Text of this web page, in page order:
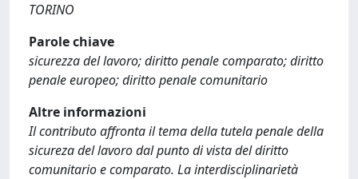
TORINO
Parole chiave
sicurezza del lavoro; diritto penale comparato; diritto
penale europeo; diritto penale comunitario
Altre informazioni
Il contributo affronta il tema della tutela penale della
sicureza del lavoro dal punto di vista del diritto
comunitario e comparato. La interdisciplinarietà